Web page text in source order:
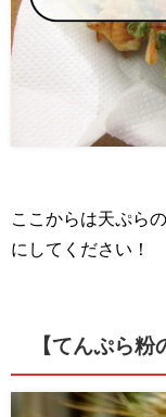
ここからは天ぷら
にしてください！
【てんぷら